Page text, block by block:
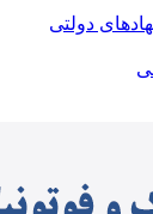
دولتی